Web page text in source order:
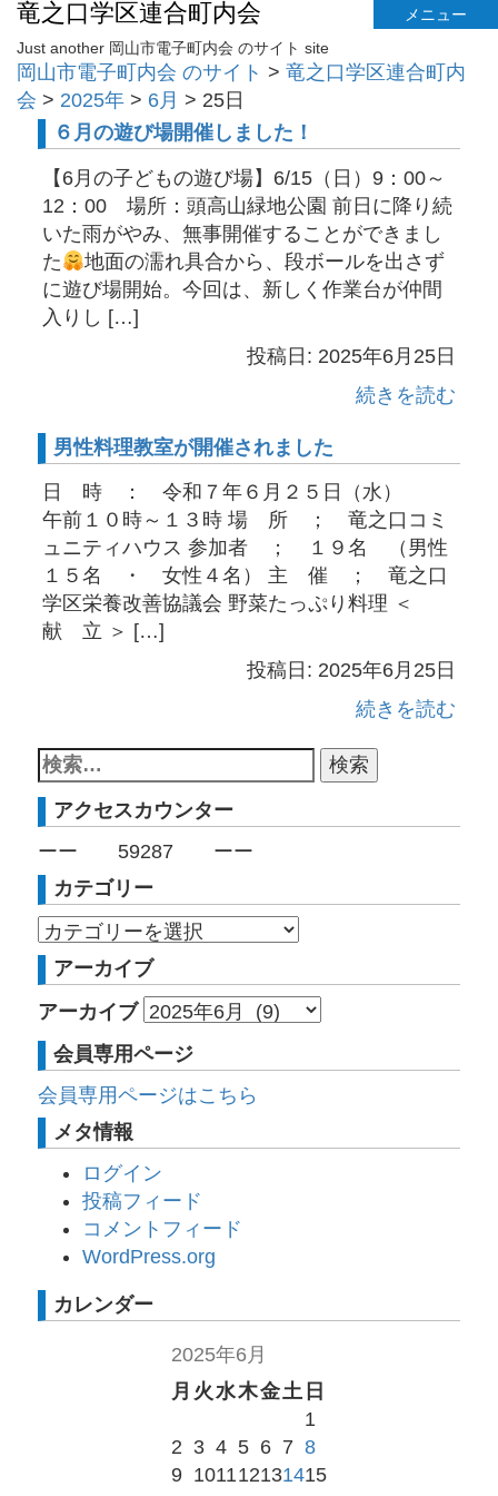
竜之口学区連合町内会
メニュー
Just another 岡山市電子町内会 のサイト site
岡山市電子町内会 のサイト > 竜之口学区連合町内
会 > 2025年 > 6月 > 25日
６月の遊び場開催しました！
【6月の子どもの遊び場】6/15（日）9：00～
12：00 場所：頭高山緑地公園 前日に降り続
いた雨がやみ、無事開催することができまし
た
地面の濡れ具合から、段ボールを出さず
に遊び場開始。今回は、新しく作業台が仲間
入りし […]
投稿日: 2025年6月25日
続きを読む
男性料理教室が開催されました
日 時 ： 令和７年６月２５日（水）
午前１０時～１３時 場 所 ； 竜之口コミ
ュニティハウス 参加者 ； １９名 （男性
１５名 ・ 女性４名） 主 催 ； 竜之口
学区栄養改善協議会 野菜たっぷり料理 ＜
献 立 ＞ […]
投稿日: 2025年6月25日
続きを読む
アクセスカウンター
ーー 59287 ーー
カテゴリー
アーカイブ
アーカイブ
会員専用ページ
会員専用ページはこちら
メタ情報
ログイン
投稿フィード
コメントフィード
WordPress.org
カレンダー
2025年6月
月 火 水木金 土 日
1
2 3 4 5 6 7 8
9 101112131415